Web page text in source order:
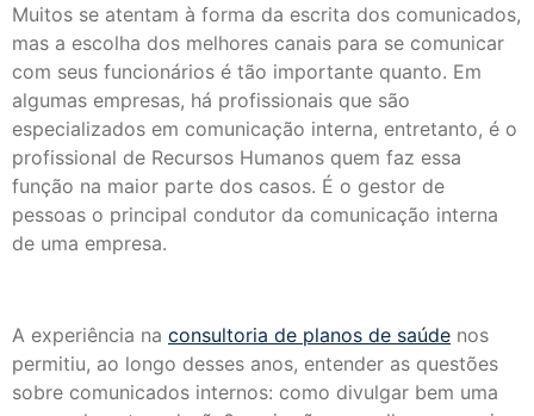
Muitos se atentam à forma da escrita dos comunicados,
mas a escolha dos melhores canais para se comunicar
com seus funcionários é tão importante quanto. Em
algumas empresas, há profissionais que são
especializados em comunicação interna, entretanto, é o
profissional de Recursos Humanos quem faz essa
função na maior parte dos casos. É o gestor de
pessoas o principal condutor da comunicação interna
de uma empresa.
A experiência na consultoria de planos de saúde nos
permitiu, ao longo desses anos, entender as questões
sobre comunicados internos: como divulgar bem uma